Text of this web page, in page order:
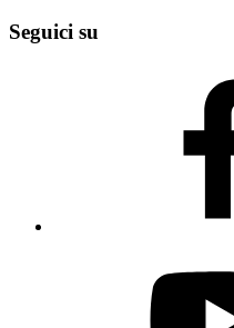
Seguici su